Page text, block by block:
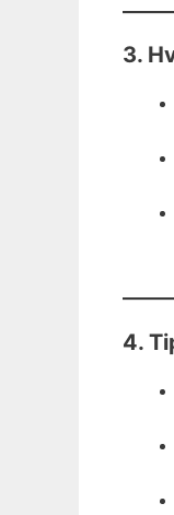
3.
4.